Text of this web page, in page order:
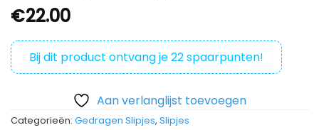
€22.00
Bij dit product ontvang je22spaarpunten!
Aan verlanglijst toevoegen
Categorieën: Gedragen Slipjes, Slipjes